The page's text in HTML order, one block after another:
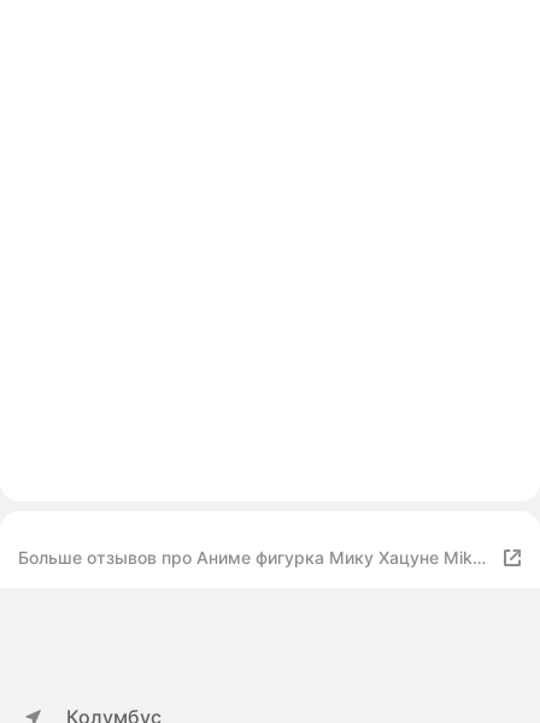
Больше отзывов про Аниме фигурка Мику Хацуне Miku
Колумбус